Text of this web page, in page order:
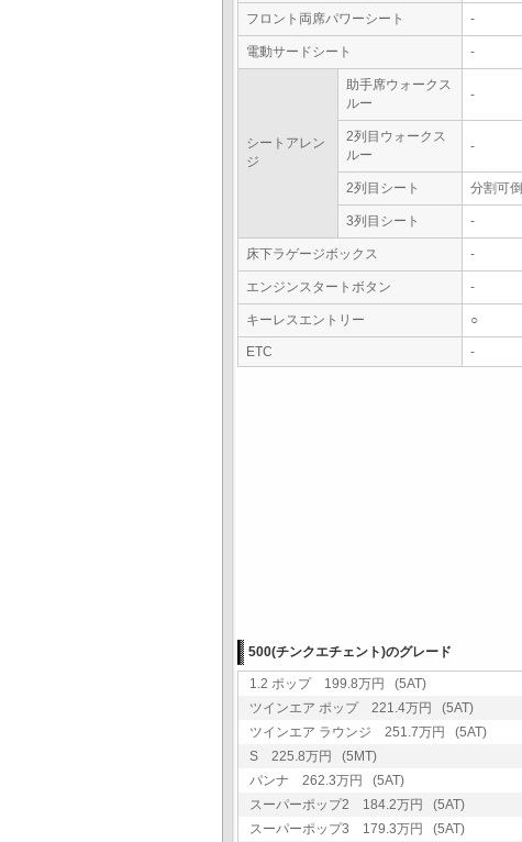
フロント両席パワーシート -
電動サードシート -
シートアレン
ジ
助手席ウォークス
ルー
-
2列目ウォークス
ルー
-
2列目シート 分割可倒
3列目シート -
床下ラゲージボックス -
エンジンスタートボタン -
キーレスエントリー ○
ETC -
500(チンクエチェント)のグレード
1.2 ポップ 199.8万円 (5AT)
ツインエア ポップ 221.4万円 (5AT)
ツインエア ラウンジ 251.7万円 (5AT)
S 225.8万円 (5MT)
パンナ 262.3万円 (5AT)
スーパーポップ2 184.2万円 (5AT)
スーパーポップ3 179.3万円 (5AT)